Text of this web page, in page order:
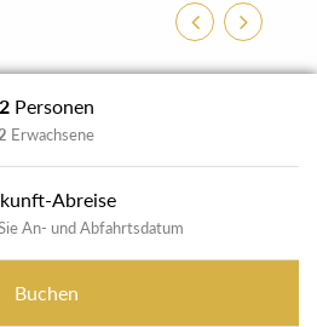
ZurückWeiter
2 Personen
2 Erwachsene
Abreise
An- und Abfahrtsdatum
Buchen